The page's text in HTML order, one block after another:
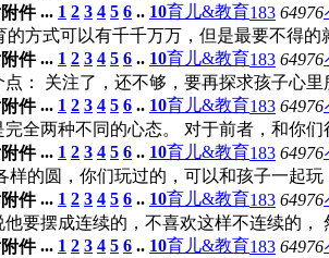
... 1 2 3 4 5 6 .. 10育儿&教育183 64976
方式可以有千千万万，但是最要不得的
... 1 2 3 4 5 6 .. 10育儿&教育183 64976
： 关注了，还不够，要再探求孩子心里
... 1 2 3 4 5 6 .. 10育儿&教育183 64976
全两种不同的心态。 对于前者，和你们
... 1 2 3 4 5 6 .. 10育儿&教育183 64976
的圆，你们玩过的，可以和孩子一起玩
... 1 2 3 4 5 6 .. 10育儿&教育183 64976
要摆成连续的，不喜欢这样不连续的，
... 1 2 3 4 5 6 .. 10育儿&教育183 64976